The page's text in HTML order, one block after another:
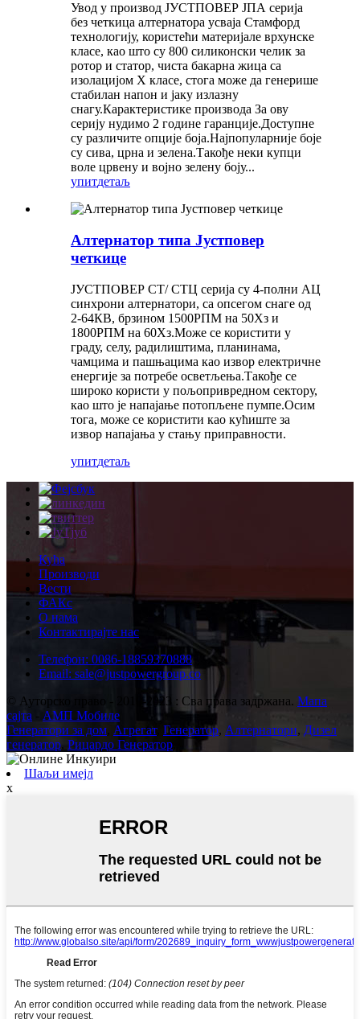
Увод у производ ЈУСТПОВЕР ЈПА серија
без четкица алтернатора усваја Стамфорд
технологију, користећи материјале врхунске
класе, као што су 800 силиконски челик за
ротор и статор, чиста бакарна жица са
изолацијом Х класе, стога може да генерише
стабилан напон и јаку излазну
снагу.Карактеристике производа За ову
серију нудимо 2 године гаранције.Доступне
су различите опције боја.Најпопуларније боје
су сива, црна и зелена.Такође неки купци
воле црвену и војно зелену боју...
упитдетаљ
Алтернатор типа Јустповер
четкице
ЈУСТПОВЕР СТ/ СТЦ серија су 4-полни АЦ
синхрони алтернатори, са опсегом снаге од
2-64КВ, брзином 1500РПМ на 50Хз и
1800РПМ на 60Хз.Може се користити у
граду, селу, радилиштима, планинама,
чамцима и пашњацима као извор електричне
енергије за потребе осветљења.Такође се
широко користи у пољопривредном сектору,
као што је напајање потопљене пумпе.Осим
тога, може се користити као кућиште за
извор напајања у стању приправности.
упитдетаљ
Кућа
Производи
Вести
ФАКс
О нама
Контактирајте нас
Телефон: 0086-18859370888
Email: sale@justpowergroup.co
© Ауторско право - 2010-2023 : Сва права задржана. Мапа
сајта - АМП Мобиле
Генератори за дом Агрегат, Генератор, Алтернатори, Дизел
генератор, Рицардо Генератор
Шаљи имејл
x